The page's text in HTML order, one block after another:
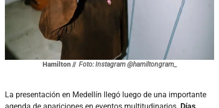
Hamilton // Foto: Instagram @hamiltongram_
La presentación en Medellín llegó luego de una importante
agenda de apariciones en eventos multitudinarios. Días